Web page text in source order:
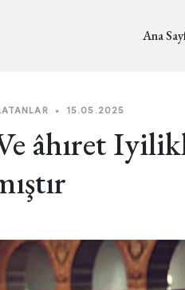
Ana
• 15.05.2025
âhıret